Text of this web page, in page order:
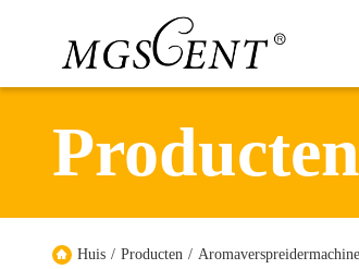
Producten
Huis / Producten / Aromaverspreidermachine